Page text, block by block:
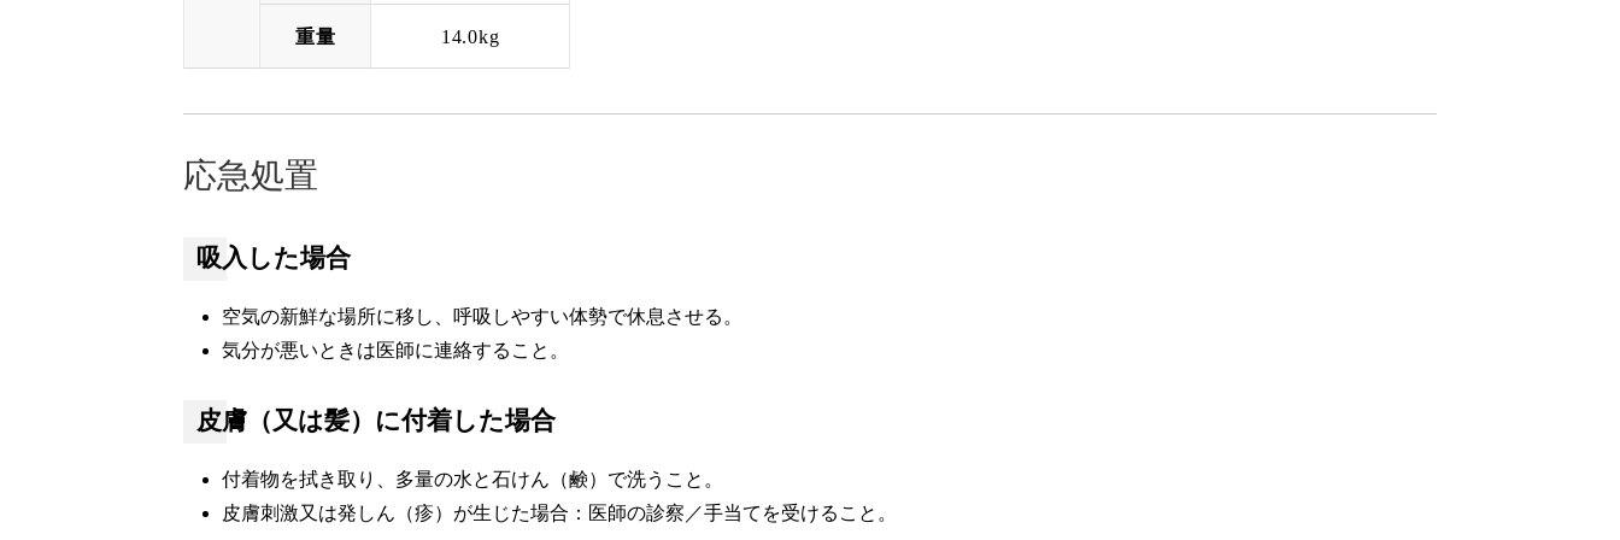
重量 14.0kg
応急処置
吸入した場合
空気の新鮮な場所に移し、呼吸しやすい体勢で休息させる。
気分が悪いときは医師に連絡すること。
皮膚（又は髪）に付着した場合
付着物を拭き取り、多量の水と石けん（鹸）で洗うこと。
皮膚刺激又は発しん（疹）が生じた場合：医師の診察／手当てを受けること。